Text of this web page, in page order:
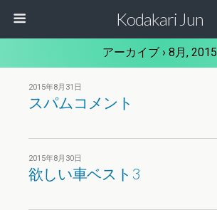
Kodakari Jun
アーカイブ › 8月, 2015
2015年8月31日
スパムコメント
2015年8月30日
欲しい車ベスト3